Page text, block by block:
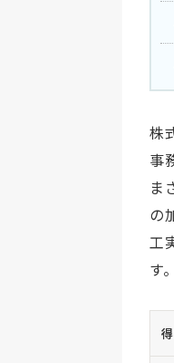
株
事
ま
の
工
す。